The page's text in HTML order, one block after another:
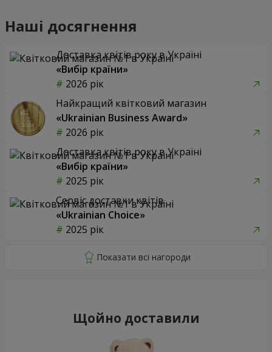
Наші досягнення
Доставка квітів року в Україні
«Вибір країни»
2026 рік
Найкращий квітковий магазин
«Ukrainian Business Award»
2026 рік
Доставка квітів року в Україні
«Вибір країни»
2025 рік
Сервіс доставки квітів
«Ukrainian Choice»
2025 рік
Щойно доставили